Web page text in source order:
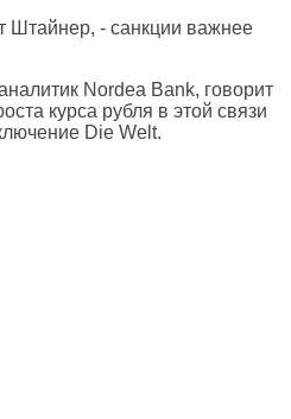
Штайнер, - санкции важнее
Nordea Bank, говорит
курса рубля в этой связи
Die Welt.